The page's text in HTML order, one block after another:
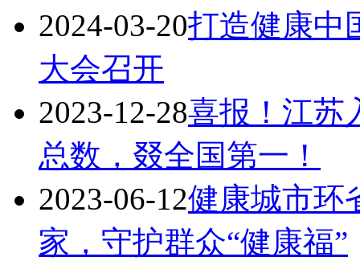
2024-03-20打造健康中
大会召开
2023-12-28喜报！江苏
总数，叕全国第一！
2023-06-12健康城市环
家，守护群众“健康福”